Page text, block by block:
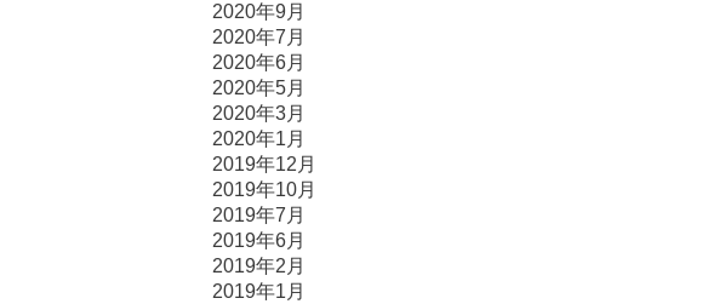
2020年9月
2020年7月
2020年6月
2020年5月
2020年3月
2020年1月
2019年12月
2019年10月
2019年7月
2019年6月
2019年2月
2019年1月